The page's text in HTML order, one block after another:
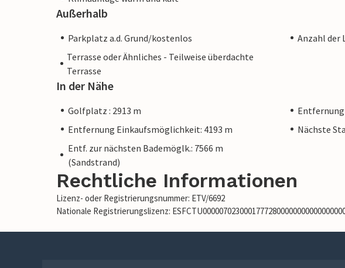
Außerhalb
Parkplatz a.d. Grund/kostenlos
Anzahl der
Terrasse oder Ähnliches - Teilweise überdachte
Terrasse
In der Nähe
Golfplatz : 2913 m
Entfernung
Entfernung Einkaufsmöglichkeit: 4193 m
Nächste
Entf. zur nächsten Bademöglk.: 7566 m
(Sandstrand)
Rechtliche Informationen
Lizenz- oder Registrierungsnummer: ETV/6692
Nationale Registrierungslizenz: